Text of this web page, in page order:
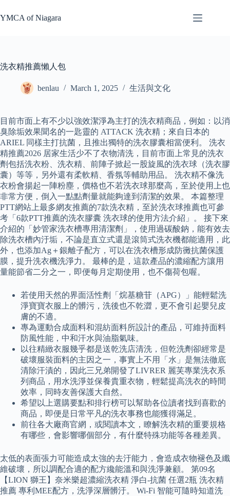
to
content
YMCA of Niagara
洗衣精推薦懶人包
benlau March 1, 2025 生活與文化
目前市面上有不少以強效潔淨為主打的洗衣精商品，例如：以消
臭除垢效果聞名的一匙靈的 ATTACK 洗衣精；來自日本的
ARIEL 同樣主打抗菌，且推出獨特的洗衣膠囊相當便利。 洗衣
精推薦2026 居家生活少不了衣物清洗，目前市面上常見的洗衣
劑包括洗衣粉、洗衣精、前陣子掀起一股旋風的洗衣球（洗衣膠
囊）等等，另外還有柔軟精、香氛等輔助用品。 洗衣精不像洗
衣粉會揚起一陣粉塵，價格也不若洗衣球那麼高，至於使用上也
非常方便，倒入一點點劑量就能夠達到清潔的效果。 本篇整理
PTT網站上最多網友推薦的7款洗衣精，至於洗衣球推薦也可參
考「6款PTT推薦的洗衣膠囊 洗衣球的使用方法介紹」。 接下來
介紹的「妙管家洗衣槽專用清潔劑」，使用過碳酸鈉，能有效去
除洗衣槽內汙垢，不論是直立式還是滾筒式洗衣機都能適用，此
外，也添加Ag＋銀離子配方，可以在洗衣槽形成防黴抗菌保護
膜，提升洗衣機洗淨力。 最棒的是，這款產品的濃縮配方讓用
量能節省二分之一，即便每月定期使用，也不傷荷包喔。
若使用天然的界面活性劑「烷基糖苷（APG）」能輕鬆洗
淨寶寶衣服上的髒污，洗後也不乾澀，更不會引起嬰兒皮
膚的不適。
專為運動合成面料和混紡面料所設計的產品，可維持面料
防風性能，中和汗水與油脂氣味。
以往精緻衣服幾乎都是送乾洗店清洗，但乾洗劑卻經常是
破壞服裝面料的主因之一，事實上不用「水」是無法徹底
清除汗漬的，因此三兄弟開發了LIVRER 麗芙專業洗衣系
列商品，用水洗淨並保養貴重衣物，輕鬆提高洗衣的時間
效率，同時友善保護大自然。
希望以上選購要點和排行榜可以幫助各位讀者找到喜歡的
商品，即便是日常平凡的洗衣事務也能獲得滿足。
前往各大廠商官網，或閱讀本文，瞭解洗衣精的重要規格
有哪些，會影響哪個部分，有什麼特殊功能等各種差異。
太低的表面張力可能造成太強的去汙能力，會造成衣物褪色及纖
維破壞，所以調配合適的配方纔能溫和與洗淨兼顧。 第09名
【LION 獅王】奈米樂超濃縮洗衣精 淨白-抗菌 任選2瓶 洗衣精
推薦 專利MEE配方，洗淨深層髒汙。 Wi-Fi 智能可隨時知道洗